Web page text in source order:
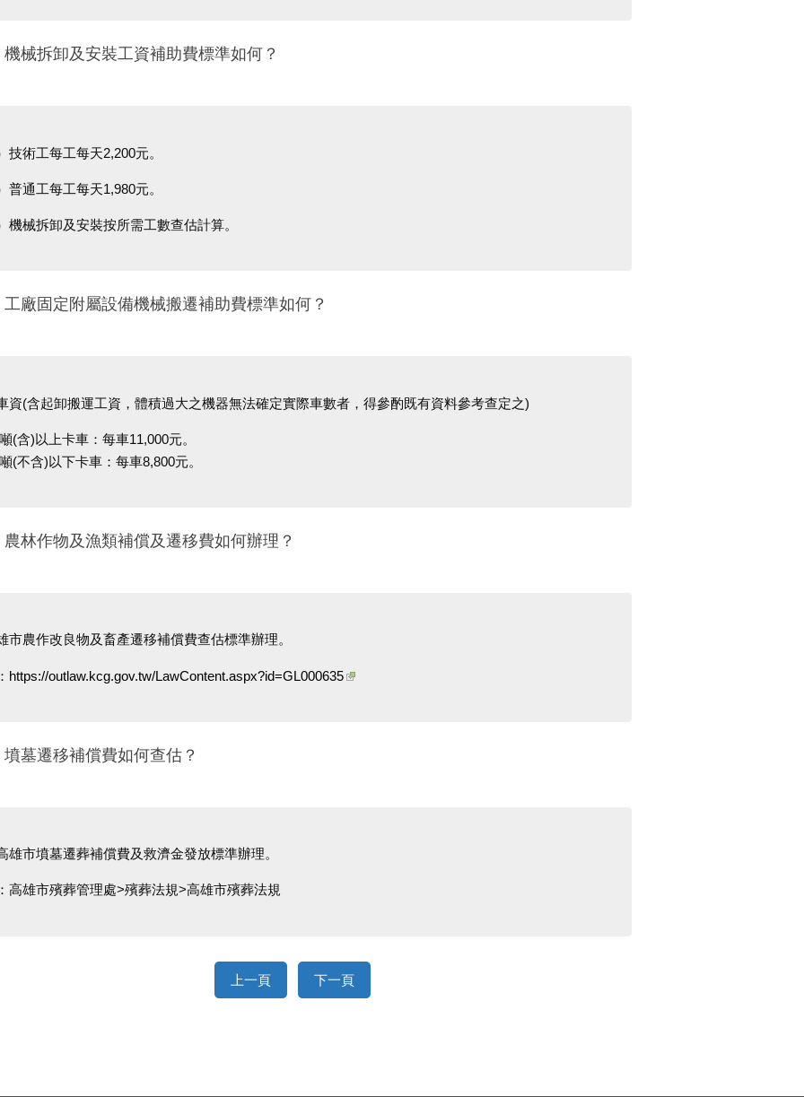
、機械拆卸及安裝工資補助費標準如何？
技術工每工每天2,200元。
普通工每工每天1,980元。
機械拆卸及安裝按所需工數查估計算。
工廠固定附屬設備機械搬遷補助費標準如何？
資(含起卸搬運工資，體積過大之機器無法確定實際車數者，得參酌既有資料參考查定之)
(含)以上卡車：每車11,000元。
(不含)以下卡車：每車8,800元。
農林作物及漁類補償及遷移費如何辦理？
市農作改良物及畜產遷移補償費查估標準辦理。
https://outlaw.kcg.gov.tw/LawContent.aspx?id=GL000635
墳墓遷移補償費如何查估？
雄市墳墓遷葬補償費及救濟金發放標準辦理。
高雄市殯葬管理處>殯葬法規>高雄市殯葬法規
上一頁 下一頁